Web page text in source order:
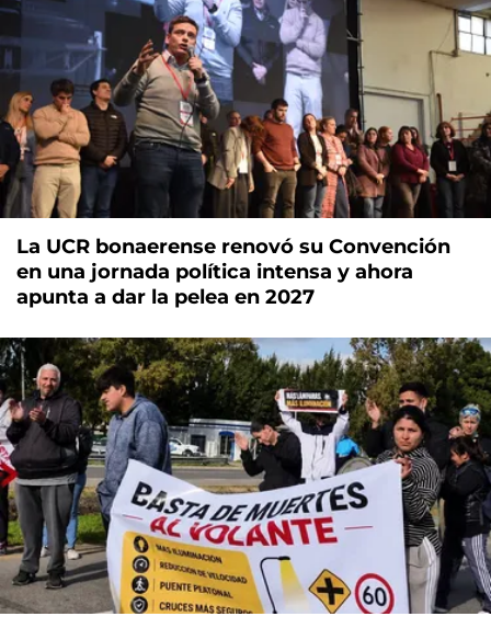
La UCR bonaerense renovó su Convención
en una jornada política intensa y ahora
apunta a dar la pelea en 2027